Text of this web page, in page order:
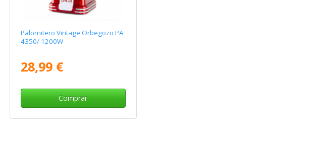
Palomitero Vintage Orbegozo PA
4350/ 1200W
28,99 €
Comprar